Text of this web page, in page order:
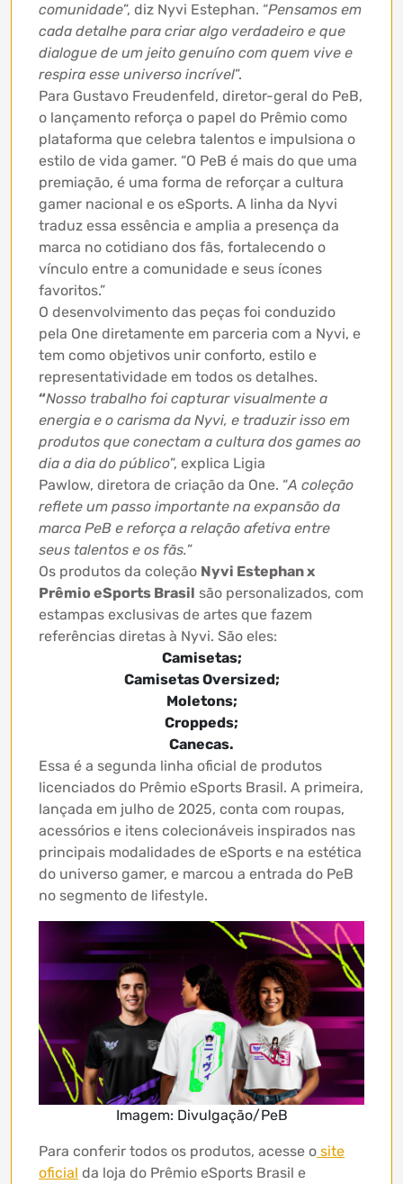
comunidade”, diz Nyvi Estephan. “Pensamos em
cada detalhe para criar algo verdadeiro e que
dialogue de um jeito genuíno com quem vive e
respira esse universo incrível”.
Para Gustavo Freudenfeld, diretor-geral do PeB,
o lançamento reforça o papel do Prêmio como
plataforma que celebra talentos e impulsiona o
estilo de vida gamer. “O PeB é mais do que uma
premiação, é uma forma de reforçar a cultura
gamer nacional e os eSports. A linha da Nyvi
traduz essa essência e amplia a presença da
marca no cotidiano dos fãs, fortalecendo o
vínculo entre a comunidade e seus ícones
favoritos.”
O desenvolvimento das peças foi conduzido
pela One diretamente em parceria com a Nyvi, e
tem como objetivos unir conforto, estilo e
representatividade em todos os detalhes.
“Nosso trabalho foi capturar visualmente a
energia e o carisma da Nyvi, e traduzir isso em
produtos que conectam a cultura dos games ao
dia a dia do público”, explica Ligia
Pawlow, diretora de criação da One. “A coleção
reflete um passo importante na expansão da
marca PeB e reforça a relação afetiva entre
seus talentos e os fãs.”
Os produtos da coleção Nyvi Estephan x
Prêmio eSports Brasil são personalizados, com
estampas exclusivas de artes que fazem
referências diretas à Nyvi. São eles:
Camisetas;
Camisetas Oversized;
Moletons;
Croppeds;
Canecas.
Essa é a segunda linha oficial de produtos
licenciados do Prêmio eSports Brasil. A primeira,
lançada em julho de 2025, conta com roupas,
acessórios e itens colecionáveis inspirados nas
principais modalidades de eSports e na estética
do universo gamer, e marcou a entrada do PeB
no segmento de lifestyle.
Imagem: Divulgação/PeB
Para conferir todos os produtos, acesse o site
oficial da loja do Prêmio eSports Brasil e